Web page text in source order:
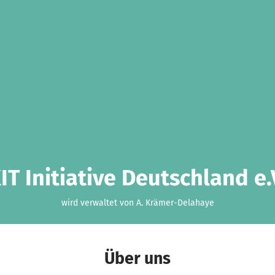
Initiative Deutschland
wird verwaltet von A. Krämer-Delahaye
Über uns